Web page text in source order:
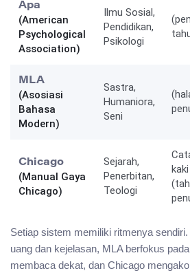
Apa
(American
Psychological
Association)
Ilmu Sosial,
Pendidikan,
Psikologi
MLA
(Asosiasi
Bahasa
Modern)
Sastra,
Humaniora,
Seni
Chicago
(Manual Gaya
Chicago)
Sejarah,
Penerbitan,
Teologi
Setiap sistem memiliki ritmenya
uang dan kejelasan, MLA berfokus
membaca dekat, dan Chicago